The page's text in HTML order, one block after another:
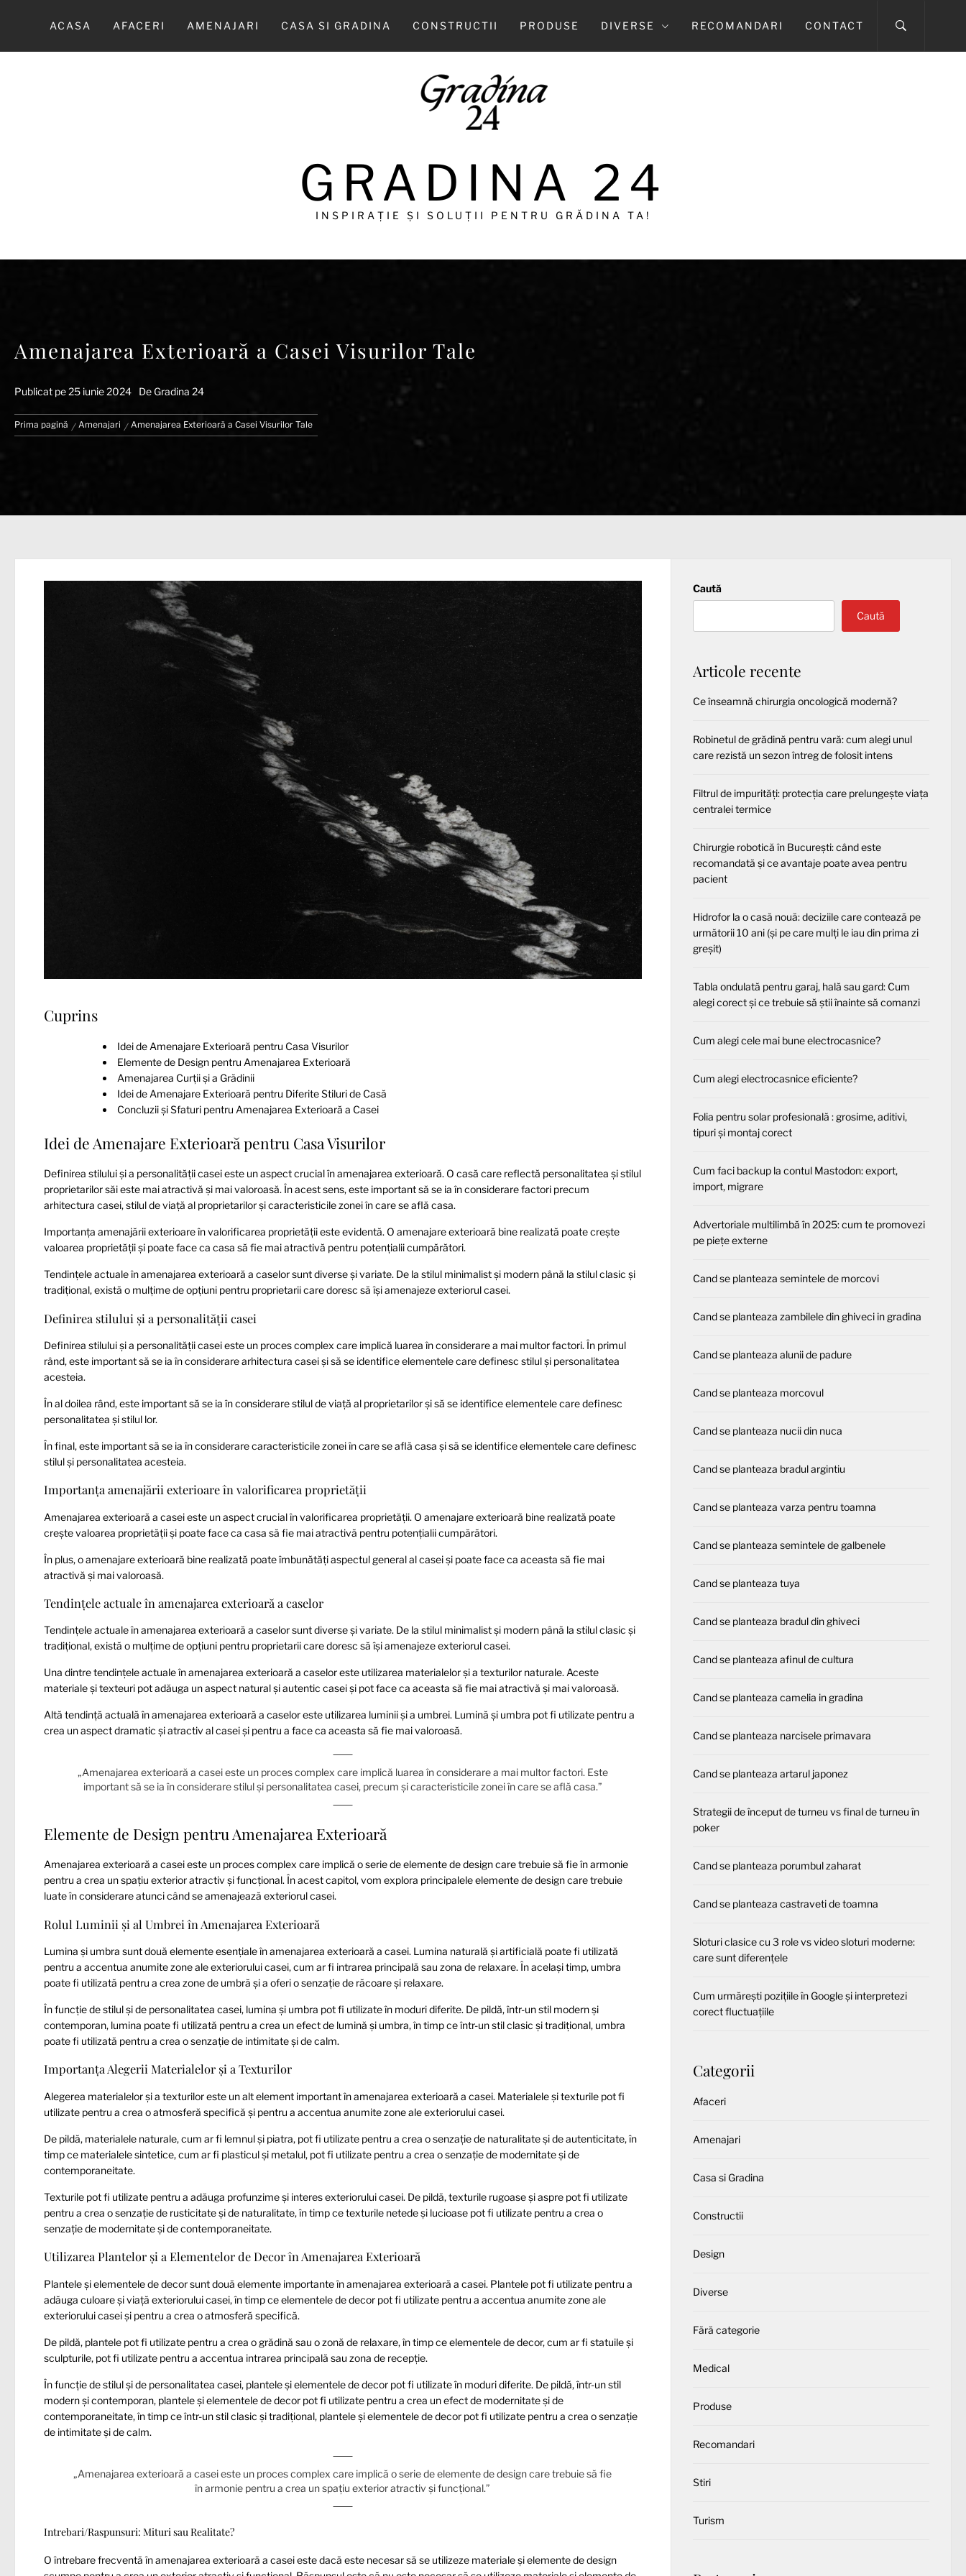
ACASA AFACERI AMENAJARI CASA SI GRADINA CONSTRUCTII PRODUSE DIVERSE RECOMANDARI CONTACT
GRADINA 24
INSPIRAȚIE ȘI SOLUȚII PENTRU GRĂDINA TA!
Amenajarea Exterioară a Casei Visurilor Tale
Publicat pe25 iunie 2024 De Gradina 24
Prima pagină Amenajari Amenajarea Exterioară a Casei Visurilor Tale
Cuprins
Idei de Amenajare Exterioară pentru Casa Visurilor
Elemente de Design pentru Amenajarea Exterioară
Amenajarea Curții și a Grădinii
Idei de Amenajare Exterioară pentru Diferite Stiluri de Casă
Concluzii și Sfaturi pentru Amenajarea Exterioară a Casei
Idei de Amenajare Exterioară pentru Casa Visurilor
Definirea stilului și a personalității casei este un aspect crucial în amenajarea exterioară. O casă care reflectă personalitatea și stilul
proprietarilor săi este mai atractivă și mai valoroasă. În acest sens, este important să se ia în considerare factori precum
arhitectura casei, stilul de viață al proprietarilor și caracteristicile zonei în care se află casa.
Importanța amenajării exterioare în valorificarea proprietății este evidentă. O amenajare exterioară bine realizată poate crește
valoarea proprietății și poate face ca casa să fie mai atractivă pentru potențialii cumpărători.
Tendințele actuale în amenajarea exterioară a caselor sunt diverse și variate. De la stilul minimalist și modern până la stilul clasic și
tradițional, există o mulțime de opțiuni pentru proprietarii care doresc să își amenajeze exteriorul casei.
Definirea stilului și a personalității casei
Definirea stilului și a personalității casei este un proces complex care implică luarea în considerare a mai multor factori. În primul
rând, este important să se ia în considerare arhitectura casei și să se identifice elementele care definesc stilul și personalitatea
acesteia.
În al doilea rând, este important să se ia în considerare stilul de viață al proprietarilor și să se identifice elementele care definesc
personalitatea și stilul lor.
În final, este important să se ia în considerare caracteristicile zonei în care se află casa și să se identifice elementele care definesc
stilul și personalitatea acesteia.
Importanța amenajării exterioare în valorificarea proprietății
Amenajarea exterioară a casei este un aspect crucial în valorificarea proprietății. O amenajare exterioară bine realizată poate
crește valoarea proprietății și poate face ca casa să fie mai atractivă pentru potențialii cumpărători.
În plus, o amenajare exterioară bine realizată poate îmbunătăți aspectul general al casei și poate face ca aceasta să fie mai
atractivă și mai valoroasă.
Tendințele actuale în amenajarea exterioară a caselor
Tendințele actuale în amenajarea exterioară a caselor sunt diverse și variate. De la stilul minimalist și modern până la stilul clasic și
tradițional, există o mulțime de opțiuni pentru proprietarii care doresc să își amenajeze exteriorul casei.
Una dintre tendințele actuale în amenajarea exterioară a caselor este utilizarea materialelor și a texturilor naturale. Aceste
materiale și texteuri pot adăuga un aspect natural și autentic casei și pot face ca aceasta să fie mai atractivă și mai valoroasă.
Altă tendință actuală în amenajarea exterioară a caselor este utilizarea luminii și a umbrei. Lumină și umbra pot fi utilizate pentru a
crea un aspect dramatic și atractiv al casei și pentru a face ca aceasta să fie mai valoroasă.
„Amenajarea exterioară a casei este un proces complex care implică luarea în considerare a mai multor factori. Este
important să se ia în considerare stilul și personalitatea casei, precum și caracteristicile zonei în care se află casa.”
Elemente de Design pentru Amenajarea Exterioară
Amenajarea exterioară a casei este un proces complex care implică o serie de elemente de design care trebuie să fie în armonie
pentru a crea un spațiu exterior atractiv și funcțional. În acest capitol, vom explora principalele elemente de design care trebuie
luate în considerare atunci când se amenajează exteriorul casei.
Rolul Luminii și al Umbrei în Amenajarea Exterioară
Lumina și umbra sunt două elemente esențiale în amenajarea exterioară a casei. Lumina naturală și artificială poate fi utilizată
pentru a accentua anumite zone ale exteriorului casei, cum ar fi intrarea principală sau zona de relaxare. În același timp, umbra
poate fi utilizată pentru a crea zone de umbră și a oferi o senzație de răcoare și relaxare.
În funcție de stilul și de personalitatea casei, lumina și umbra pot fi utilizate în moduri diferite. De pildă, într-un stil modern și
contemporan, lumina poate fi utilizată pentru a crea un efect de lumină și umbra, în timp ce într-un stil clasic și tradițional, umbra
poate fi utilizată pentru a crea o senzație de intimitate și de calm.
Importanța Alegerii Materialelor și a Texturilor
Alegerea materialelor și a texturilor este un alt element important în amenajarea exterioară a casei. Materialele și texturile pot fi
utilizate pentru a crea o atmosferă specifică și pentru a accentua anumite zone ale exteriorului casei.
De pildă, materialele naturale, cum ar fi lemnul și piatra, pot fi utilizate pentru a crea o senzație de naturalitate și de autenticitate, în
timp ce materialele sintetice, cum ar fi plasticul și metalul, pot fi utilizate pentru a crea o senzație de modernitate și de
contemporaneitate.
Texturile pot fi utilizate pentru a adăuga profunzime și interes exteriorului casei. De pildă, texturile rugoase și aspre pot fi utilizate
pentru a crea o senzație de rusticitate și de naturalitate, în timp ce texturile netede și lucioase pot fi utilizate pentru a crea o
senzație de modernitate și de contemporaneitate.
Utilizarea Plantelor și a Elementelor de Decor în Amenajarea Exterioară
Plantele și elementele de decor sunt două elemente importante în amenajarea exterioară a casei. Plantele pot fi utilizate pentru a
adăuga culoare și viață exteriorului casei, în timp ce elementele de decor pot fi utilizate pentru a accentua anumite zone ale
exteriorului casei și pentru a crea o atmosferă specifică.
De pildă, plantele pot fi utilizate pentru a crea o grădină sau o zonă de relaxare, în timp ce elementele de decor, cum ar fi statuile și
sculpturile, pot fi utilizate pentru a accentua intrarea principală sau zona de recepție.
În funcție de stilul și de personalitatea casei, plantele și elementele de decor pot fi utilizate în moduri diferite. De pildă, într-un stil
modern și contemporan, plantele și elementele de decor pot fi utilizate pentru a crea un efect de modernitate și de
contemporaneitate, în timp ce într-un stil clasic și tradițional, plantele și elementele de decor pot fi utilizate pentru a crea o senzație
de intimitate și de calm.
„Amenajarea exterioară a casei este un proces complex care implică o serie de elemente de design care trebuie să fie
în armonie pentru a crea un spațiu exterior atractiv și funcțional.”
Intrebari/Raspunsuri: Mituri sau Realitate?
O întrebare frecventă în amenajarea exterioară a casei este dacă este necesar să se utilizeze materiale și elemente de design
Caută
Caută
Articole recente
Ce înseamnă chirurgia oncologică modernă?
Robinetul de grădină pentru vară: cum alegi unul
care rezistă un sezon întreg de folosit intens
Filtrul de impurități: protecția care prelungește viața
centralei termice
Chirurgie robotică în București: când este
recomandată și ce avantaje poate avea pentru
pacient
Hidrofor la o casă nouă: deciziile care contează pe
următorii 10 ani (și pe care mulți le iau din prima zi
greșit)
Tabla ondulată pentru garaj, hală sau gard: Cum
alegi corect și ce trebuie să știi înainte să comanzi
Cum alegi cele mai bune electrocasnice?
Cum alegi electrocasnice eficiente?
Folia pentru solar profesională : grosime, aditivi,
tipuri și montaj corect
Cum faci backup la contul Mastodon: export,
import, migrare
Advertoriale multilimbă în 2025: cum te promovezi
pe piețe externe
Cand se planteaza semintele de morcovi
Cand se planteaza zambilele din ghiveci in gradina
Cand se planteaza alunii de padure
Cand se planteaza morcovul
Cand se planteaza nucii din nuca
Cand se planteaza bradul argintiu
Cand se planteaza varza pentru toamna
Cand se planteaza semintele de galbenele
Cand se planteaza tuya
Cand se planteaza bradul din ghiveci
Cand se planteaza afinul de cultura
Cand se planteaza camelia in gradina
Cand se planteaza narcisele primavara
Cand se planteaza artarul japonez
Strategii de început de turneu vs final de turneu în
poker
Cand se planteaza porumbul zaharat
Cand se planteaza castraveti de toamna
Sloturi clasice cu 3 role vs video sloturi moderne:
care sunt diferențele
Cum urmărești pozițiile în Google și interpretezi
corect fluctuațiile
Categorii
Afaceri
Amenajari
Casa si Gradina
Constructii
Design
Diverse
Fără categorie
Medical
Produse
Recomandari
Stiri
Turism